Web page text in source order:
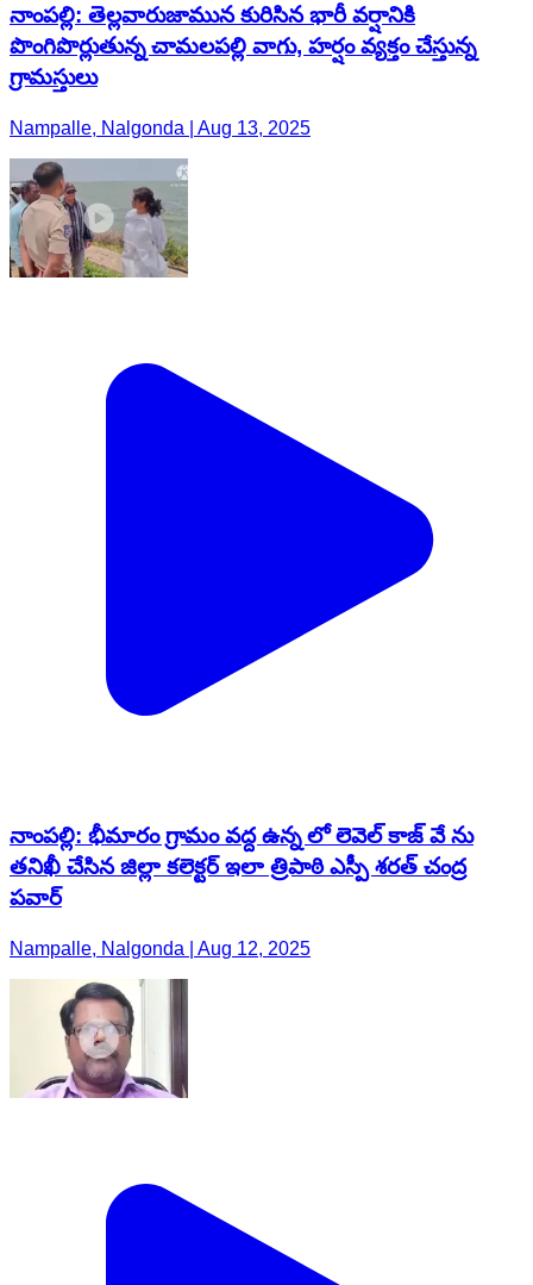
నాంపల్లి: తెల్లవారుజామున కురిసిన భారీ వర్షానికి
పొంగిపొర్లుతున్న చామలపల్లి వాగు, హర్షం వ్యక్తం చేస్తున్న
గ్రామస్తులు
Nampalle, Nalgonda | Aug 13, 2025
నాంపల్లి: భీమారం గ్రామం వద్ద ఉన్న లో లెవెల్ కాజ్ వే ను
తనిఖీ చేసిన జిల్లా కలెక్టర్ ఇలా త్రిపాఠి ఎస్పీ శరత్ చంద్ర
పవార్
Nampalle, Nalgonda | Aug 12, 2025